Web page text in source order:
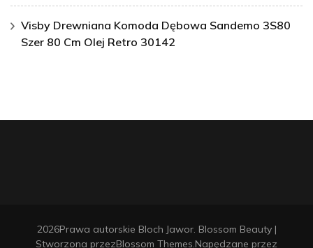
Visby Drewniana Komoda Dębowa Sandemo 3S80
Szer 80 Cm Olej Retro 30142
2026Prawa autorskie Bloch Jawor. Blossom Beauty |
Stworzona przezBlossom Themes.Napędzane przez